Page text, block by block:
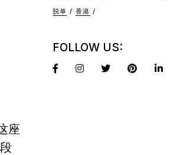
座
脱单
香港
FOLLOW US: